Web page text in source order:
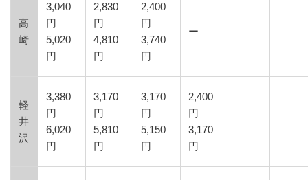
高
崎
3,040
円
5,020
円
2,830
円
4,810
円
2,400
円
3,740
円
ー
軽
井
沢
3,380
円
6,020
円
3,170
円
5,810
円
3,170
円
5,150
円
2,400
円
3,170
円